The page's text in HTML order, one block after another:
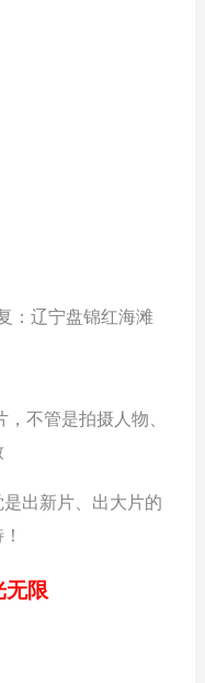
：辽宁盘锦红海滩
不管是拍摄人物、
出新片、出大片的
限